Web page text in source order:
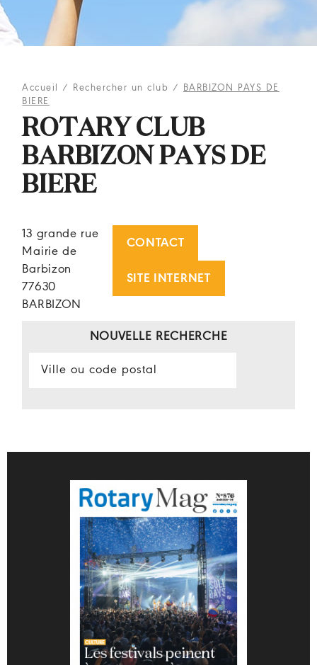
Accueil / Rechercher un club / BARBIZON PAYS DE
BIERE
ROTARY CLUB
BARBIZON PAYS DE
BIERE
13 grande rue
Mairie de
Barbizon
77630
BARBIZON
CONTACT
SITE INTERNET
NOUVELLE RECHERCHE